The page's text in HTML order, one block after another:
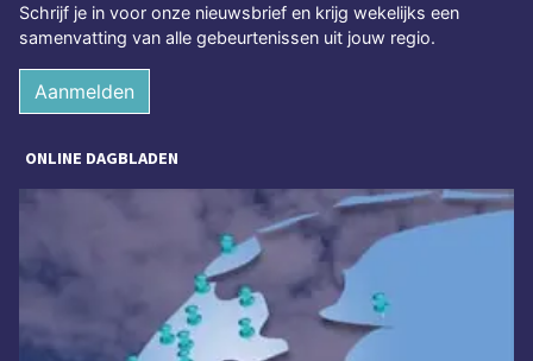
Schrijf je in voor onze nieuwsbrief en krijg wekelijks een
samenvatting van alle gebeurtenissen uit jouw regio.
Aanmelden
ONLINE DAGBLADEN